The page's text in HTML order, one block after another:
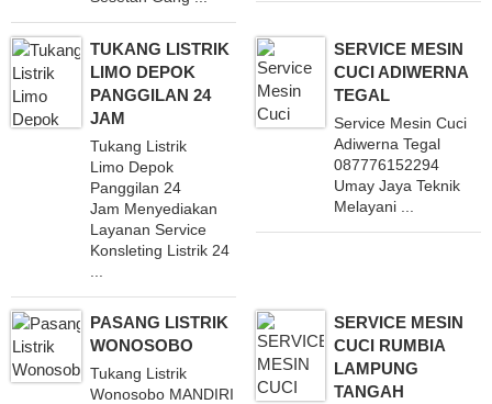
TUKANG LISTRIK
LIMO DEPOK
PANGGILAN 24
JAM
Tukang Listrik
Limo Depok
Panggilan 24
Jam Menyediakan
Layanan Service
Konsleting Listrik 24
SERVICE MESIN
CUCI ADIWERNA
TEGAL
Service Mesin Cuci
Adiwerna Tegal
087776152294
Umay Jaya Teknik
Melayani ...
PASANG LISTRIK
WONOSOBO
Tukang Listrik
Wonosobo MANDIRI
SERVICE MESIN
CUCI RUMBIA
LAMPUNG
TANGAH